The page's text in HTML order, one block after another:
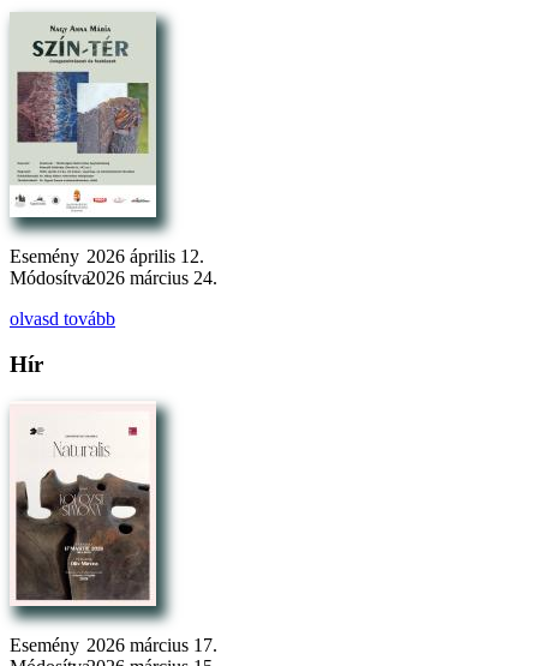
Esemény 2026 április 12.
Módosítva2026 március 24.
olvasd tovább
Hír
Esemény 2026 március 17.